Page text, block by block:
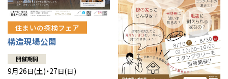
住まいの探検フェア
構造現場公開
開催期間
9月26日(土)・27日(日)